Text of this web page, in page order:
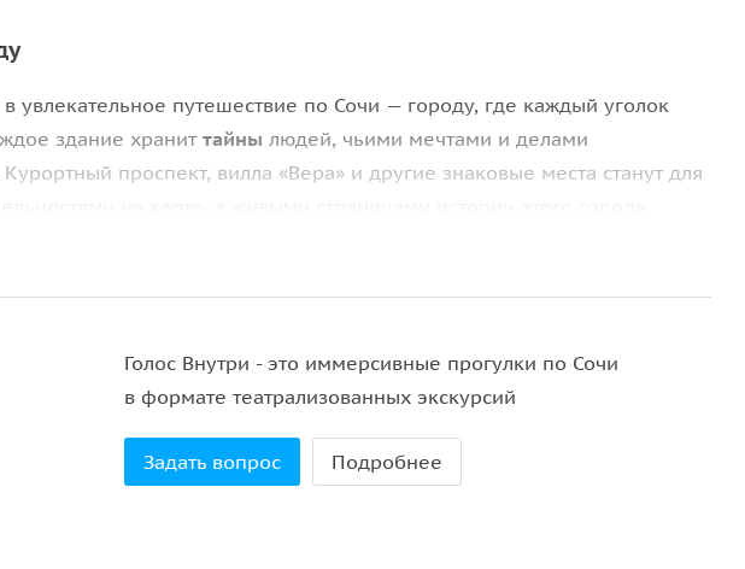
увлекательное путешествие по Сочи — городу, где каждый уголок
здание хранит тайны людей, чьими мечтами и делами
проспект, вилла «Вера» и другие знаковые места станут для
путешествие сквозь пространство и время!
вдохновение здесь, на побережье Чёрного моря, где грозные горы
тревоги и радости до сих пор живут в воздухе, словно невидимый
из нас особое чувство сопричастности.
будущее. Всё, что здесь создаётся, несёт в себе дух новизны и
этому миру только начинается — шагните в него и позвольте городу
Голос Внутри - это иммерсивные прогулки по Сочи
в формате театрализованных экскурсий
Задать вопрос Подробнее